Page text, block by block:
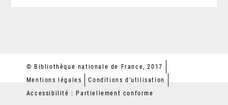
© Bibliothèque nationale de France, 2017
Mentions légales
Conditions d'utilisation
Accessibilité : Partiellement conforme